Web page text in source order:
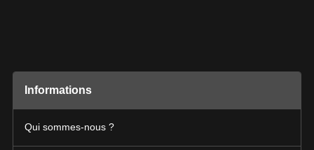
CODE PROMORABAIS10
Informations
Qui sommes-nous ?